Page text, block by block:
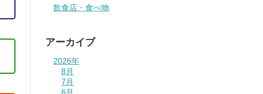
飲食店・食べ物
アーカイブ
2026年
8月
7月